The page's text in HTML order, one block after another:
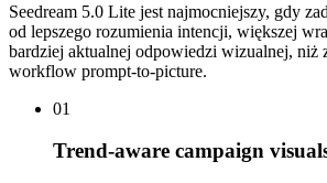
Seedream 5.0 Lite jest najmocniejszy, gdy
od lepszego rozumienia intencji, większej
bardziej aktualnej odpowiedzi wizualnej, niż
workflow prompt-to-picture.
01
Trend-aware campaign